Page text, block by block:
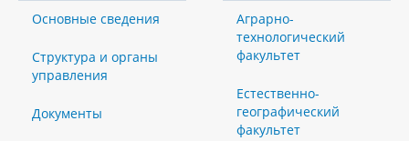
Основные сведения
Структура и органы
управления
Документы
Аграрно-
технологический
факультет
Естественно-
географический
факультет